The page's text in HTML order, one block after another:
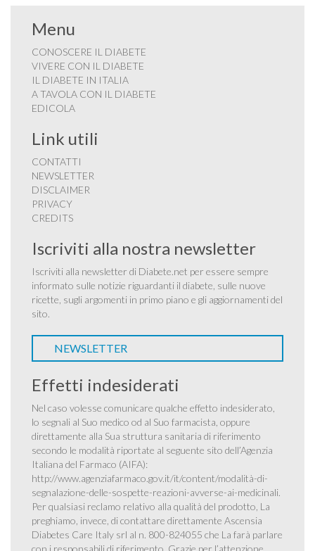
Menu
CONOSCERE IL DIABETE
VIVERE CON IL DIABETE
IL DIABETE IN ITALIA
A TAVOLA CON IL DIABETE
EDICOLA
Link utili
CONTATTI
NEWSLETTER
DISCLAIMER
PRIVACY
CREDITS
Iscriviti alla nostra newsletter
Iscriviti alla newsletter di Diabete.net per essere sempre
informato sulle notizie riguardanti il diabete, sulle nuove
ricette, sugli argomenti in primo piano e gli aggiornamenti del
sito.
NEWSLETTER
Effetti indesiderati
Nel caso volesse comunicare qualche effetto indesiderato,
lo segnali al Suo medico od al Suo farmacista, oppure
direttamente alla Sua struttura sanitaria di riferimento
secondo le modalità riportate al seguente sito dell’Agenzia
Italiana del Farmaco (AIFA):
http://www.agenziafarmaco.gov.it/it/content/modalità-di-
segnalazione-delle-sospette-reazioni-avverse-ai-medicinali.
Per qualsiasi reclamo relativo alla qualità del prodotto, La
preghiamo, invece, di contattare direttamente Ascensia
Diabetes Care Italy srl al n. 800-824055 che La farà parlare
con i responsabili di riferimento. Grazie per l’attenzione.